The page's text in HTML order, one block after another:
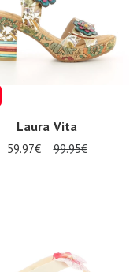
Laura Vita
59.97€ 99.95€